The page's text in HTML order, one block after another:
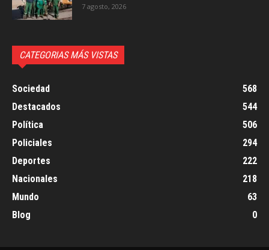
7 agosto, 2026
CATEGORIAS MÁS VISTAS
Sociedad
568
Destacados
544
Política
506
Policiales
294
Deportes
222
Nacionales
218
Mundo
63
Blog
0